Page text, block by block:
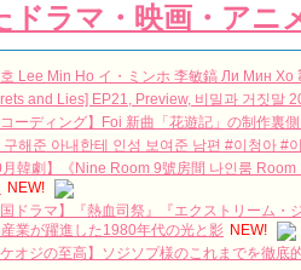
ドラマ・映画・アニ
Lee Min Ho イ・ミンホ 李敏鎬 Ли Мин Хо
and Lies] EP21, Preview, 비밀과 거짓말
コーディング】Foi 新曲「花遊記」の制作裏
구해준 아내한테 인성 보여준 남편 #이청아 #
月韓劇】《Nine Room 9號房間 나인룸
NEW!
国ドラマ】『熱血司祭』『エクストリーム
業が躍進した1980年代の光と影 NEW!
ケオジの至高】ソジソプ様のこれまでを徹底